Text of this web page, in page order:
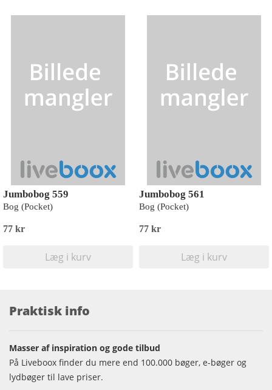
Jumbobog 559
Bog (Pocket)
77 kr
Læg i kurv
Jumbobog 561
Bog (Pocket)
77 kr
Læg i kurv
Praktisk info
Masser af inspiration og gode tilbud
På Liveboox finder du mere end 100.000 bøger, e-bøger og
lydbøger til lave priser.